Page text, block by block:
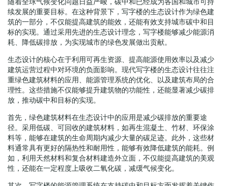
续发展的重要目标。在这种背景下，写字楼的生态设计作为绿色建
筑的一部分，不仅能提高建筑的能效，还能有效支持城市碳中和目
标的实现。通过采用先进的生态设计理念，写字楼能够减少能源消
耗、降低碳排放，为实现城市的绿色发展做出贡献。
生态设计的核心在于利用可再生资源、提高能源使用效率以及减少
建筑运营过程中对环境的负面影响。现代写字楼的生态设计往往注
重绿色建筑材料的应用、能源管理系统的优化、以及建筑布局的合
理性。这些措施不仅能够提升建筑物的功能性，还能显著减少碳排
放，推动碳中和目标的实现。
首先，绿色建筑材料在生态设计中的应用是减少碳排放的重要途
径。采用低碳、可回收的建筑材料，如再生混凝土、竹材、环保涂
料等，能够在建筑的生命周期内减少大量的碳足迹。此外，这些材
料通常具有更好的隔热性和耐用性，能够有效降低建筑的能耗。例
如，利用天然材料和复合材料建造外立面，不仅能提高建筑的美观
性，还能在一定程度上吸收二氧化碳，减缓气候变化。